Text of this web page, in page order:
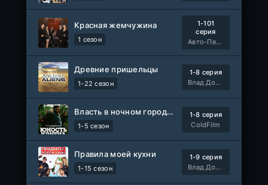
Красная жемчужина
1 сезон
1-101
серия
Авто-Перевод
Древние пришельцы
1-22 сезон
1-8 серия
Влад Дорф
Власть в ночном городе. Книга третья: Юность Кэнена
1-5 сезон
1-8 серия
ColdFilm
Правила моей кухни
1-15 сезон
1-9 серия
Влад Дорф